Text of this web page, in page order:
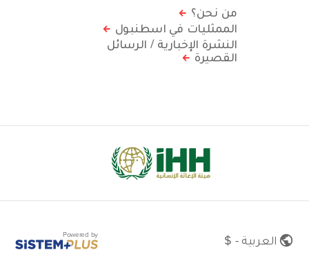
من نحن؟
الممثليات في اسطنبول
النشرة الإخبارية / الرسائل
القصيرة
العربية - $ Powered by